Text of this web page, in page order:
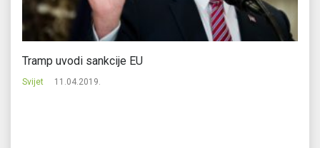
Tramp uvodi sankcije EU
Svijet 11.04.2019.